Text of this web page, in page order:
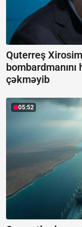
Quterreş
çəkməyib
05:52